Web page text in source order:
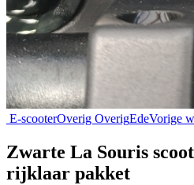
E-scooterOverig OverigEdeVorige
Zwarte La Souris
rijklaar pakket